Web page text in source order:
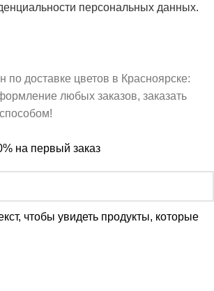
персональных данных.
по доставке цветов в Красноярске:
любых заказов, заказать
чтобы увидеть продукты, которые
на первый заказ